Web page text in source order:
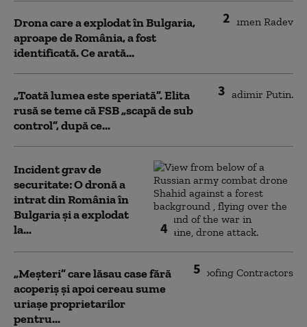
2
Drona care a explodat în Bulgaria,
aproape de România, a fost
identificată. Ce arată...
3
„Toată lumea este speriată”. Elita
rusă se teme că FSB „scapă de sub
control”, după ce...
4
Incident grav de
securitate: O dronă a
intrat din România în
Bulgaria şi a explodat
la...
5
„Meșteri” care lăsau case fără
acoperiș și apoi cereau sume
uriașe proprietarilor
pentru...